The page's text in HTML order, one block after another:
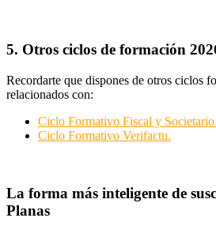
5. Otros ciclos de formación
Recordarte que dispones de otros ciclos
relacionados con:
Ciclo Formativo Fiscal y
Ciclo Formativo Verifactu.
La forma más inteligente de
Planas